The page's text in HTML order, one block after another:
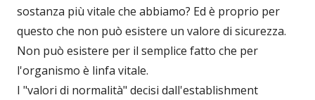
sostanza più vitale che abbiamo? Ed è proprio per
questo che non può esistere un valore di sicurezza.
Non può esistere per il semplice fatto che per
l'organismo è linfa vitale.
I "valori di normalità" decisi dall'establishment